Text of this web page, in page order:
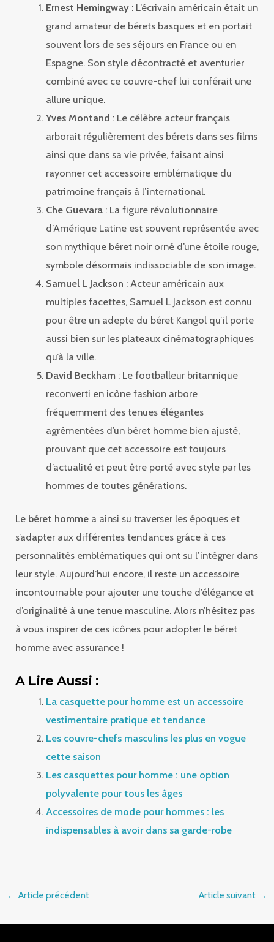
Ernest Hemingway: L’écrivain américain était un
grand amateur de bérets basques et en portait
souvent lors de ses séjours en France ou en
Espagne. Son style décontracté et aventurier
combiné avec ce couvre-chef lui conférait une
allure unique.
Yves Montand : Le célèbre acteur français
arborait régulièrement des bérets dans ses films
ainsi que dans sa vie privée, faisant ainsi
rayonner cet accessoire emblématique du
patrimoine français à l’international.
Che Guevara: La figure révolutionnaire
d’Amérique Latine est souvent représentée avec
son mythique béret noir orné d’une étoile rouge,
symbole désormais indissociable de son image.
Samuel L Jackson : Acteur américain aux
multiples facettes, Samuel L Jackson est connu
pour être un adepte du béret Kangol qu’il porte
aussi bien sur les plateaux cinématographiques
qu’à la ville.
David Beckham : Le footballeur britannique
reconverti en icône fashion arbore
fréquemment des tenues élégantes
agrémentées d’un béret homme bien ajusté,
prouvant que cet accessoire est toujours
d’actualité et peut être porté avec style par les
hommes de toutes générations.
Le béret homme a ainsi su traverser les époques et
s’adapter aux différentes tendances grâce à ces
personnalités emblématiques qui ont su l’intégrer dans
leur style. Aujourd’hui encore, il reste un accessoire
incontournable pour ajouter une touche d’élégance et
d’originalité à une tenue masculine. Alors n’hésitez pas
à vous inspirer de ces icônes pour adopter le béret
homme avec assurance !
A Lire Aussi :
La casquette pour homme est un accessoire
vestimentaire pratique et tendance
Les couvre-chefs masculins les plus en vogue
cette saison
Les casquettes pour homme : une option
polyvalente pour tous les âges
Accessoires de mode pour hommes : les
indispensables à avoir dans sa garde-robe
← Article précédent Article suivant →